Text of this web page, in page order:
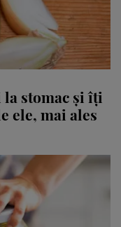
stomac și îți
mai ales